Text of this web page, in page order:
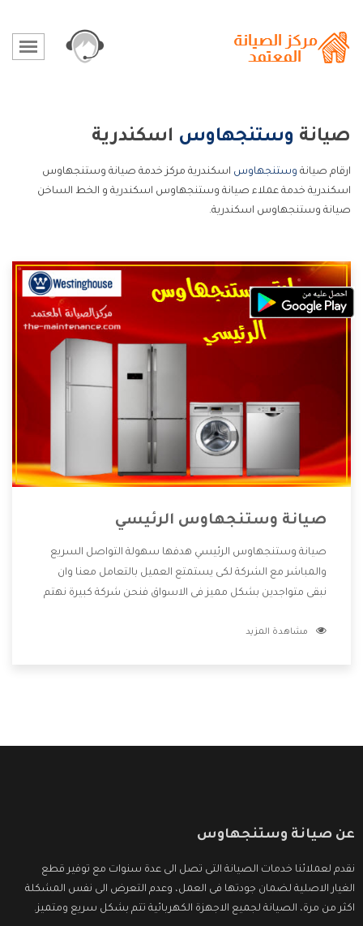
صيانة وستنجهاوس اسكندرية
ارقام صيانة وستنجهاوس اسكندرية مركز خدمة صيانة وستنجهاوس
اسكندرية خدمة عملاء صيانة وستنجهاوس اسكندرية و الخط الساخن
صيانة وستنجهاوس اسكندرية.
صيانة وستنجهاوس الرئيسي
صيانة وستنجهاوس الرئيسي هدفها سهولة التواصل السريع
والمباشر مع الشركة لكى يستمتع العميل بالتعامل معنا وان
نبقى متواجدين بشكل مميز فى الاسواق فنحن شركة كبيرة نهتم
الشركة بها والتى تكون منها خدمة الصيانة التى تكون من أهم
مشاهدة المزيد
عن صيانة وستنجهاوس
نقدم لعملائنا خدمات الصيانة التى تصل الى عدة سنوات مع توفير قطع
الغيار الاصلية لضمان جودتها فى العمل، وعدم التعرض الى نفس المشكلة
اكثر من مرة، الصيانة لجميع الاجهزة الكهربائية تتم بشكل سريع ومتميز.